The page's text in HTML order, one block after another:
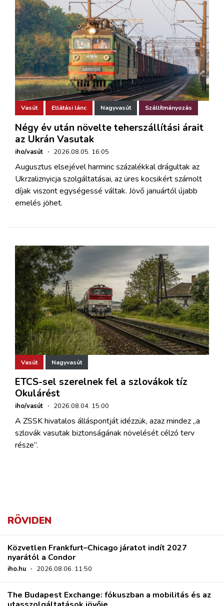
Vasút Ellátási lánc Nagyvasút Szállítmányozás
Négy év után növelte teherszállítási árait
az Ukrán Vasutak
iho/vasút · 2026.08.05. 16:05
Augusztus elsejével harminc százalékkal drágultak az
Ukrzaliznyicja szolgáltatásai, az üres kocsikért számolt
díjak viszont egységessé váltak. Jövő januártól újabb
emelés jöhet.
Vasút Nagyvasút
ETCS-sel szerelnek fel a szlovákok tíz
Okulárést
iho/vasút · 2026.08.04. 15:00
A ZSSK hivatalos álláspontját idézzük, azaz mindez „a
szlovák vasutak biztonságának növelését célzó terv
része”.
RÖVIDEN
Közvetlen Frankfurt–Chicago járatot indít 2027
nyarától a Condor
iho.hu · 2026.08.06. 11:50
The Budapest Exchange: fókuszban a mobilitás és az